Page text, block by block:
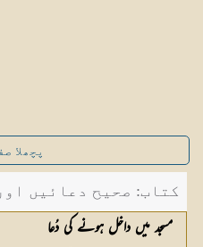
پچھلا
کتاب: صحیح دعائیں اور
مسجد میں داخل ہونے کی دُعا